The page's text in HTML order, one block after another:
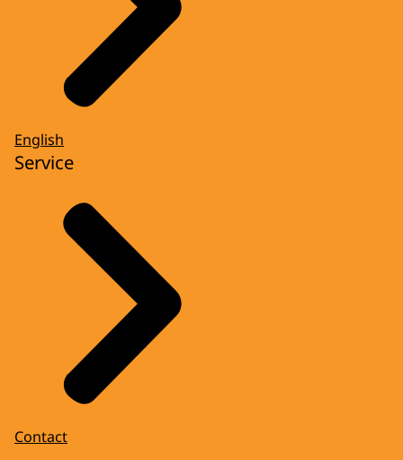
English
Service
Contact